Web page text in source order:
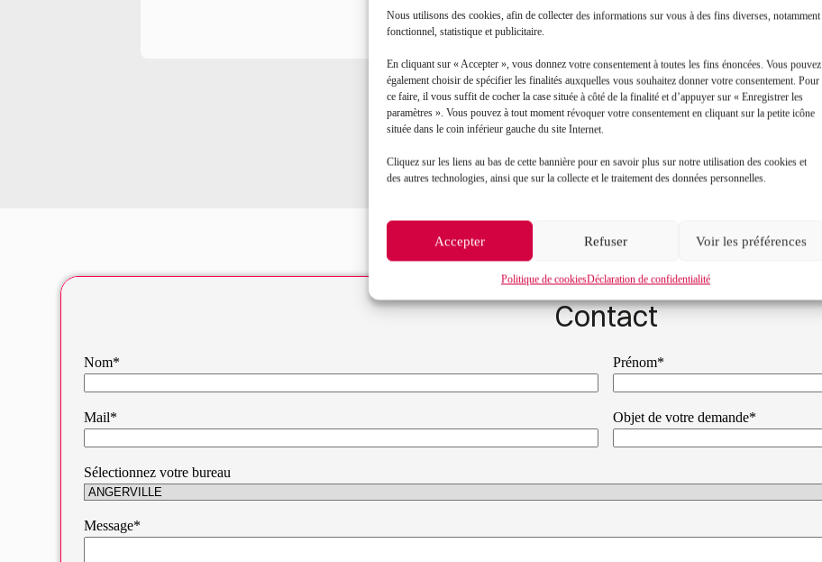
Nous utilisons des cookies, afin de collecter des informations sur vous à des fins diverses, notamment
fonctionnel, statistique et publicitaire.
En cliquant sur « Accepter », vous donnez votre consentement à toutes les fins énoncées. Vous pouvez
également choisir de spécifier les finalités auxquelles vous souhaitez donner votre consentement. Pour
ce faire, il vous suffit de cocher la case située à côté de la finalité et d’appuyer sur « Enregistrer les
paramètres ». Vous pouvez à tout moment révoquer votre consentement en cliquant sur la petite icône
située dans le coin inférieur gauche du site Internet.
Cliquez sur les liens au bas de cette bannière pour en savoir plus sur notre utilisation des cookies et
des autres technologies, ainsi que sur la collecte et le traitement des données personnelles.
Accepter Refuser Voir les préférences
Politique de cookiesDéclaration de confidentialité
Toutes les actualités
Contact
Nom* Prénom*
Mail* Objet de votre demande*
Sélectionnez votre bureau
Message*